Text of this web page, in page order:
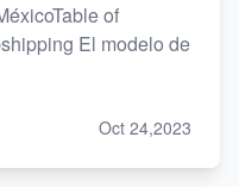
of
El modelo de
Oct 24,2023